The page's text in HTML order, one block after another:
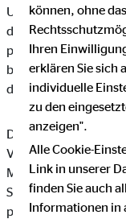
Unternehmen die
der von uns
personenbezogenen
betroffene Personen
die ihnen
Die OVB
Verantwortlicher
Maßnahmen
Schutz der über
personenbezogenen
können, ohne
Ihren
erklären Sie sich
individuelle
zu den
anzeigen".
Alle Cookie-
Link in unserer
finden Sie auch
Informationen in